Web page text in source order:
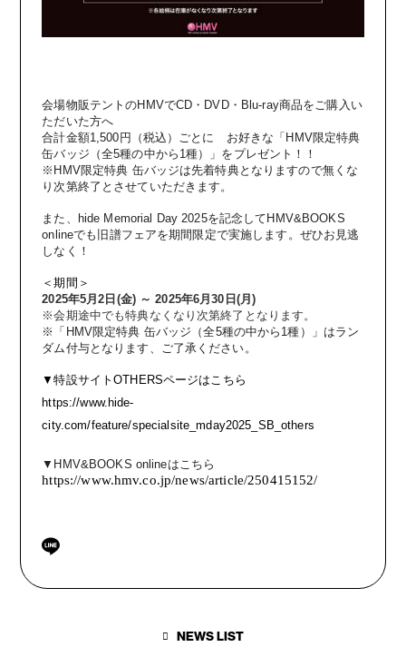
OTHER TAKES
FC MOVIE
STAFF BLOG
WALLPAPER
ARCHIVE
会場物販テントのHMVでCD ・ DVD・ Blu-ray商品をご購入い
ただいた方へ
合計金額1,500 円（税込）ごとに お好きな「 HMV限定特典
缶バッジ（全5種の中から 1種）」をプレゼント！！
※ HMV限定特典 缶バッジは先着特典となりますので無くな
り次第終了とさせていただきます。
また、 hide Memorial Day 2025を記念して HMV&BOOKS
onlineでも旧譜フェアを期間限定で実施します。ぜひお見逃
しなく！
＜期間 ＞
2025年5月2 日 (金) ～ 2025年6月30 日 (月)
※会期途中でも特典なくなり次第終了となります。
※「 HMV限定特典 缶バッジ（全5種の中から 1種）」はラン
ダム付与となります、ご了承ください。
▼特設サイトOTHERSページはこちら
https://www.hide-
city.com/feature/specialsite_mday2025_SB_others
▼ HMV&BOOKS onlineはこちら
https://www.hmv.co.jp/news/article/250415152/
NEWS LIST